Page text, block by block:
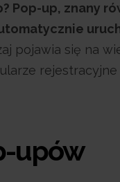
Pop-up, znany
pojawia się na
upów